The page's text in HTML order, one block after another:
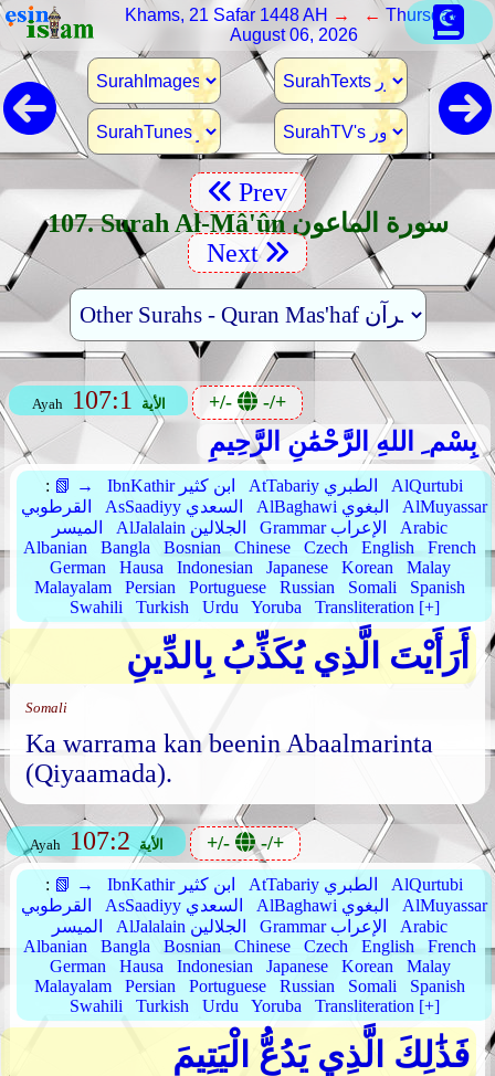
Khams, 21 Safar 1448 AH → ← Thursday,
August 06, 2026
Prev
107. Surah Al-Mâ'ûn سورة الماعون
Next
Ayah 107:1 الأية +/- -/+
بِسْم ِ اللهِ الرَّحْمَٰنِ الرَّحِيمِ
: 📗 → IbnKathir ابن كثير AtTabariy الطبري
AlQurtubi
القرطوبي
AsSaadiyy السعدي AlBaghawi البغوي
AlMuyassar
الميسر
AlJalalain الجلالين Grammar الإعراب
Arabic
Albanian
Bangla Bosnian Chinese Czech English
French
German
Hausa Indonesian Japanese Korean
Malay
Malayalam
Persian Portuguese Russian Somali
Spanish
Swahili
Turkish Urdu Yoruba Transliteration [+]
أَرَأَيْتَ الَّذِي يُكَذِّبُ بِالدِّينِ
Somali
Ka warrama kan beenin Abaalmarinta
(Qiyaamada).
Ayah 107:2 الأية +/- -/+
: 📗 → IbnKathir ابن كثير AtTabariy الطبري
AlQurtubi
القرطوبي
AsSaadiyy السعدي AlBaghawi البغوي
AlMuyassar
الميسر
AlJalalain الجلالين Grammar الإعراب
Arabic
Albanian
Bangla Bosnian Chinese Czech English
French
German
Hausa Indonesian Japanese Korean
Malay
Malayalam
Persian Portuguese Russian Somali
Spanish
Swahili
Turkish Urdu Yoruba Transliteration [+]
فَذَٰلِكَ الَّذِي يَدُعُّ الْيَتِيمَ